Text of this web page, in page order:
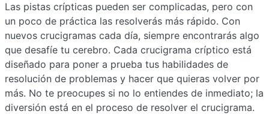
Las pistas crípticas pueden ser complicadas, pero con
un poco de práctica las resolverás más rápido. Con
nuevos crucigramas cada día, siempre encontrarás algo
que desafíe tu cerebro. Cada crucigrama críptico está
diseñado para poner a prueba tus habilidades de
resolución de problemas y hacer que quieras volver por
más. No te preocupes si no lo entiendes de inmediato; la
diversión está en el proceso de resolver el crucigrama.